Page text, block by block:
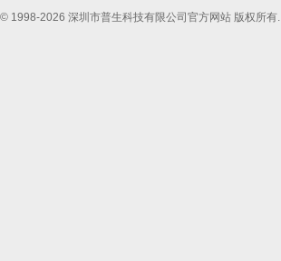
© 1998-2026 深圳市普生科技有限公司官方网站 版权所有.